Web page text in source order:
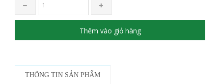
Thêm vào giỏ hàng
THÔNG TIN SẢN PHẨM